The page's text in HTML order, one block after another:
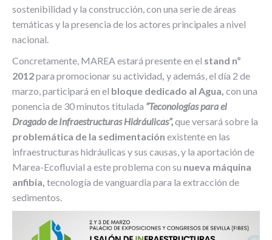
sostenibilidad y la construcción, con una serie de áreas
temáticas y la presencia de los actores principales a nivel
nacional.
Concretamente, MAREA estará presente en el stand nº
2012para promocionar su actividad, y además, el día 2 de
marzo, participará en el bloque dedicado al Agua, con una
ponencia de 30 minutos titulada “Teconologías para el
Dragado de Infraestructuras Hidráulicas”,que versará sobre la
problemática de la sedimentación existente en las
infraestructuras hidráulicas y sus causas, y la aportación de
Marea-Ecofluvial a este problema con su nueva máquina
anfibia, tecnología de vanguardia para la extracción de
sedimentos.